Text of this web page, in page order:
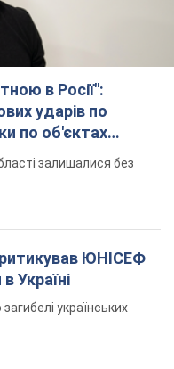
в Росії":
ударів по
по об'єктах
залишалися без
ЮНІСЕФ
Україні
українських